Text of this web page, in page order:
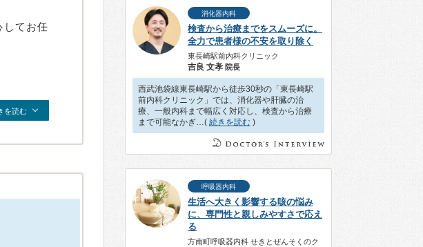
してお任
を読む
消化器内科
検査から治療までをスムーズに。
全力で患者様の不安を取り除く
東長崎駅前内科クリニック
吉良 文孝 院長
西武池袋線東長崎駅から徒歩30秒の「東長崎駅
前内科クリニック」では、消化器や肝臓の治
療、一般内科まで幅広く対応し、検査から治療
まで可能なかぎ…( 続きを読む )
呼吸器内科
生活へ大きく影響する咳の悩み
に、専門性と親しみやすさで応え
る
方南町呼吸器内科 せきとぜんそくのク